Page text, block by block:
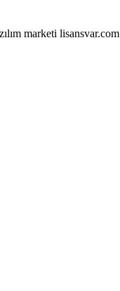
marketi lisansvar.com